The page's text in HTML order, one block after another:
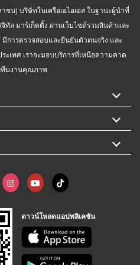
ชน) บริษัทในเครือเอไอเอส ในฐานะผู้นำที่
ล มาร์เก็ตติ้ง ผ่านเว็บไซต์รวมสินค้าและ
มีการตรวจสอบและยืนยันตัวตนจริง และ
เทศ เราจะมอบบริการที่เหนือความคาด
มงานคุณภาพ
ดาวน์โหลดแอปพลิเคชัน